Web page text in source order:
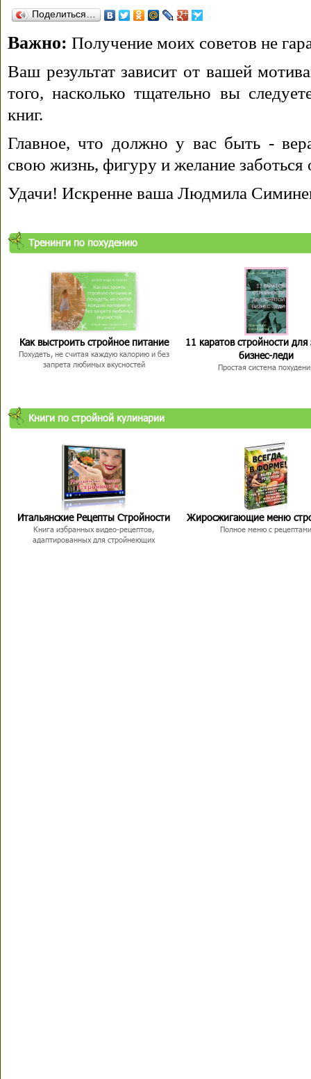
Поделиться…
Важно: Получение моих советов не
Ваш результат зависит от вашей
того, насколько тщательно вы
книг.
Главное, что должно у вас быть -
свою жизнь, фигуру и желание заботься
Удачи! Искренне ваша Людмила
Тренинги по похудению
Как выстроить стройное питание
Похудеть, не считая каждую калорию и без
запрета любимых вкусностей
11 каратов стройности для
бизнес-леди
Простая система
Книги по стройной кулинарии
Итальянские Рецепты Стройности
Книга избранных видео-рецептов,
адаптированных для стройнеющих
Жиросжигающие меню
Полное меню с рецептами